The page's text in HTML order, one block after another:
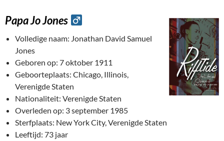
Papa Jo Jones
Volledige naam: Jonathan David Samuel
Jones
Geboren op: 7 oktober 1911
Geboorteplaats: Chicago, Illinois,
Verenigde Staten
Nationaliteit: Verenigde Staten
Overleden op: 3 september 1985
Sterfplaats: New York City, Verenigde Staten
Leeftijd: 73 jaar